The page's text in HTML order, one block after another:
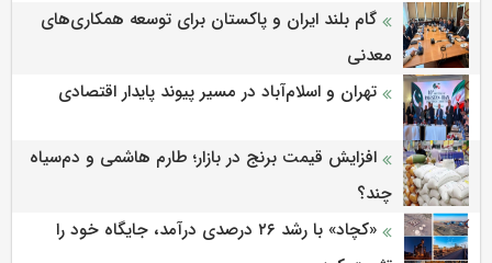
گام بلند ایران و پاکستان برای توسعه همکاری‌های
معدنی
تهران و اسلام‌آباد در مسیر پیوند پایدار اقتصادی
افزایش قیمت برنج در بازار؛ طارم هاشمی و دم‌سیاه
چند؟
«کچاد» با رشد ۲۶ درصدی درآمد، جایگاه خود را